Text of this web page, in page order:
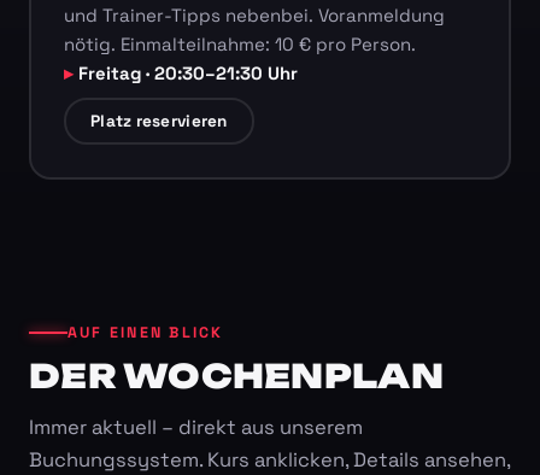
und Trainer-Tipps nebenbei. Voranmeldung
nötig. Einmalteilnahme: 10 € pro Person.
Freitag · 20:30–21:30 Uhr
Platz reservieren
AUF EINEN BLICK
DER WOCHENPLAN
Immer aktuell – direkt aus unserem
Buchungssystem. Kurs anklicken, Details ansehen,